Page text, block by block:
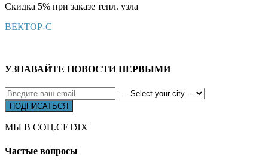
Скидка 5% при заказе тепл. узла
ВЕКТОР-С
УЗНАВАЙТЕ НОВОСТИ ПЕРВЫМИ
МЫ В СОЦ.СЕТЯХ
Частые вопросы